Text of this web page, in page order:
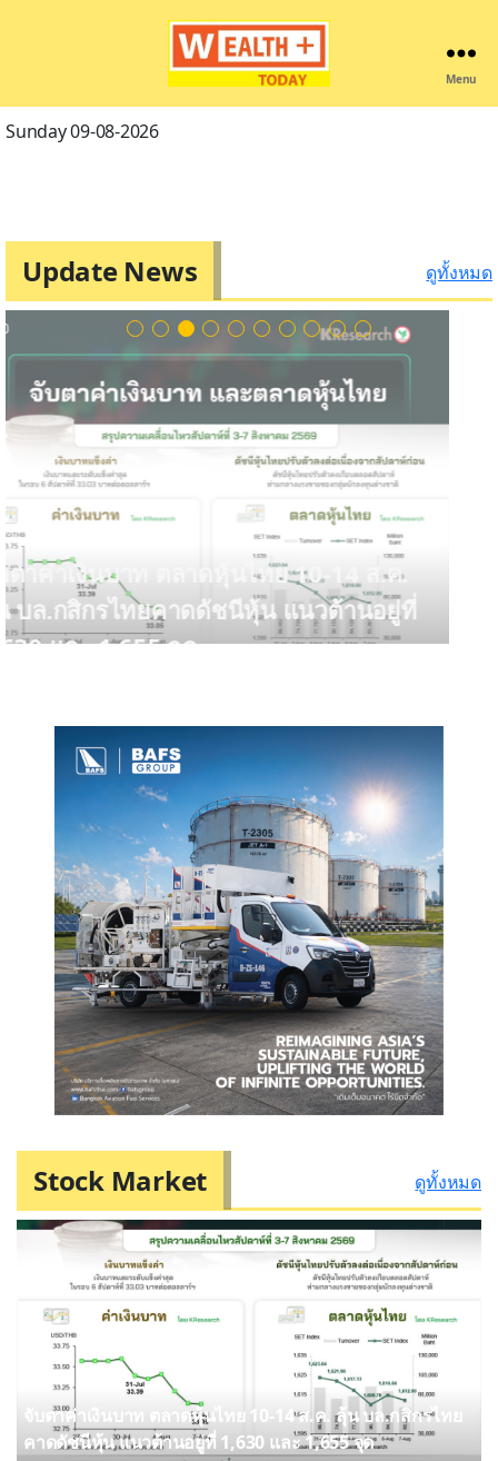
Menu
Sunday 09-08-2026
Update News ดูทั้งหมด
จับตาค่าเงินบาท ตลาดหุ้นไทย 10-14 ส.ค.
ลุ้น บล.กสิกรไทยคาดดัชนีหุ้น แนวต้านอยู่ที่
1,630 และ 1,655 จุด
Stock Market ดูทั้งหมด
จับตาค่าเงินบาท ตลาดหุ้นไทย 10-14 ส.ค. ลุ้น บล.กสิกรไทย
คาดดัชนีหุ้น แนวต้านอยู่ที่ 1,630 และ 1,655 จุด